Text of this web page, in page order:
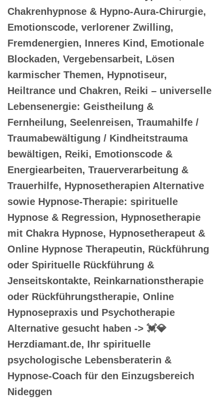
Chakrenhypnose & Hypno-Aura-Chirurgie,
Emotionscode, verlorener Zwilling,
Fremdenergien, Inneres Kind, Emotionale
Blockaden, Vergebensarbeit, Lösen
karmischer Themen, Hypnotiseur,
Heiltrance und Chakren, Reiki – universelle
Lebensenergie: Geistheilung &
Fernheilung, Seelenreisen, Traumahilfe /
Traumabewältigung / Kindheitstrauma
bewältigen, Reiki, Emotionscode &
Energiearbeiten, Trauerverarbeitung &
Trauerhilfe, Hypnosetherapien Alternative
sowie Hypnose-Therapie: spirituelle
Hypnose & Regression, Hypnosetherapie
mit Chakra Hypnose, Hypnosetherapeut &
Online Hypnose Therapeutin, Rückführung
oder Spirituelle Rückführung &
Jenseitskontakte, Reinkarnationstherapie
oder Rückführungstherapie, Online
Hypnosepraxis und Psychotherapie
Alternative gesucht haben -> 💓️💎
Herzdiamant.de, Ihr spirituelle
psychologische Lebensberaterin &
Hypnose-Coach für den Einzugsbereich
Nideggen